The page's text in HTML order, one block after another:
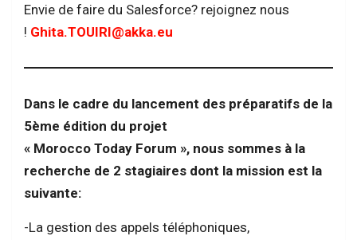
Envie de faire du Salesforce? rejoignez nous
! Ghita.TOUIRI@akka.eu
Dans le cadre du lancement des préparatifs de la
5ème édition du projet
« Morocco Today Forum », nous sommes à la
recherche de 2 stagiaires dont la mission est la
suivante:
-La gestion des appels téléphoniques,